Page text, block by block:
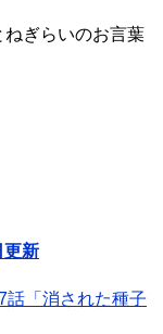
ぎらいのお言葉
更新
「消された種子